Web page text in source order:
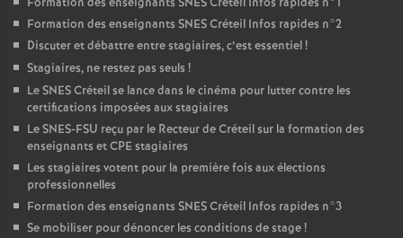
Formation des enseignants SNESCréteil Infos rapides n°2
Discuter et débattre entre stagiaires, c’est essentiel!
Stagiaires, ne restez pas seuls !
LeSNESCréteil se lance dans le cinéma pour lutter contre les
certifications imposées aux stagiaires
LeSNES-FSU reçu par le Recteur de Créteil sur la formation des
enseignants etCPE stagiaires
Les stagiaires votent pour la première fois aux élections
professionnelles
Formation des enseignants SNESCréteil Infos rapides n°3
Se mobiliser pour dénoncer les conditions de stage!